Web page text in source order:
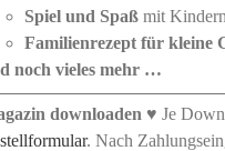
Spiel und Spaßmit
Familienrezept für kleine
noch vieles mehr …
downloaden ♥ Je
. Nach